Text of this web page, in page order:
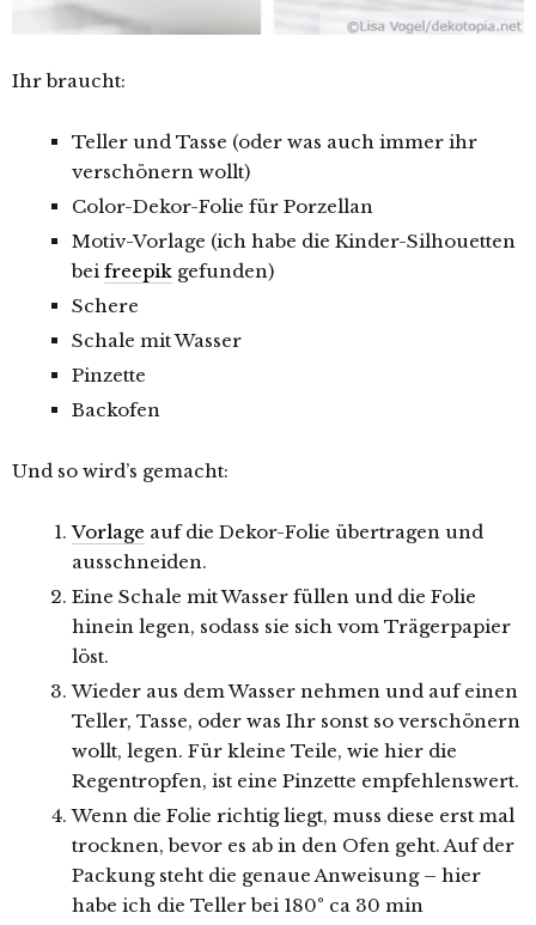
Ihr braucht:
Teller und Tasse (oder was auch immer ihr
verschönern wollt)
Color-Dekor-Folie für Porzellan
Motiv-Vorlage (ich habe die Kinder-Silhouetten
bei freepik gefunden)
Schere
Schale mit Wasser
Pinzette
Backofen
Und so wird’s gemacht:
Vorlage auf die Dekor-Folie übertragen und
ausschneiden.
Eine Schale mit Wasser füllen und die Folie
hinein legen, sodass sie sich vom Trägerpapier
löst.
Wieder aus dem Wasser nehmen und auf einen
Teller, Tasse, oder was Ihr sonst so verschönern
wollt, legen. Für kleine Teile, wie hier die
Regentropfen, ist eine Pinzette empfehlenswert.
Wenn die Folie richtig liegt, muss diese erst mal
trocknen, bevor es ab in den Ofen geht. Auf der
Packung steht die genaue Anweisung – hier
habe ich die Teller bei 180° ca 30 min